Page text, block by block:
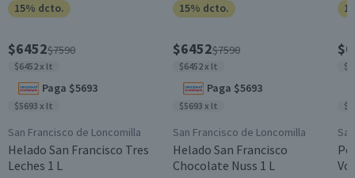
15% dcto.
$6452$7590
$6452 x lt
Paga $5693
$5693 x lt
San Francisco de Loncomilla
Helado San Francisco Tres
Leches 1 L
15% dcto.
$6452$7590
$6452 x lt
Paga $5693
$5693 x lt
San Francisco de Loncomilla
Helado San Francisco
Chocolate Nuss 1 L